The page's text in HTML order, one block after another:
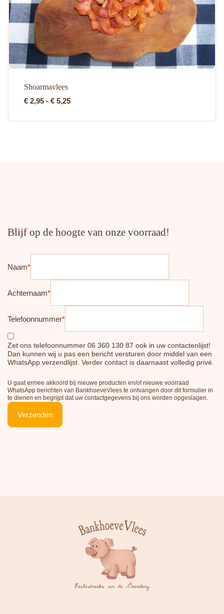
Shoarmavlees
€ 2,95 - € 5,25Prijsklasse:
Blijf op de hoogte van onze voorraad!
Naam*
Achternaam*
Telefoonnummer*
Zet ons telefoonnummer 06 360 130 87 ook in uw contactenlijst!
Dan kunnen wij u pas een bericht versturen door middel van een
WhatsApp verzendlijst. Verder contact is daarnaast volledig privé.
U gaat ermee akkoord bij nieuwe producten en/of nieuwe voorraad
WhatsApp berichten van BankhoeveVlees te ontvangen door dit formulier in
te dienen en begrijpt dat uw contactgegevens bij ons worden opgeslagen.
Verzenden